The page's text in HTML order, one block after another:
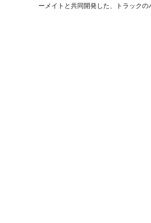
ーメイトと共同開発した、トラック